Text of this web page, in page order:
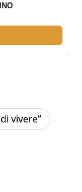
vivere”